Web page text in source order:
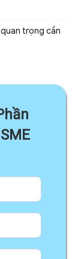
quan trọng cần